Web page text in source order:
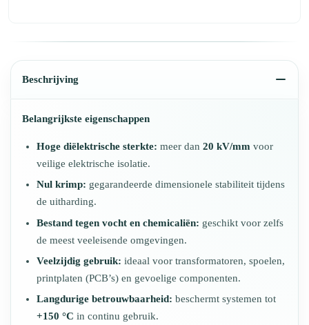
Beschrijving
Belangrijkste eigenschappen
Hoge diëlektrische sterkte: meer dan 20 kV/mm voor
veilige elektrische isolatie.
Nul krimp: gegarandeerde dimensionele stabiliteit tijdens
de uitharding.
Bestand tegen vocht en chemicaliën: geschikt voor zelfs
de meest veeleisende omgevingen.
Veelzijdig gebruik: ideaal voor transformatoren, spoelen,
printplaten (PCB’s) en gevoelige componenten.
Langdurige betrouwbaarheid: beschermt systemen tot
+150 °C in continu gebruik.